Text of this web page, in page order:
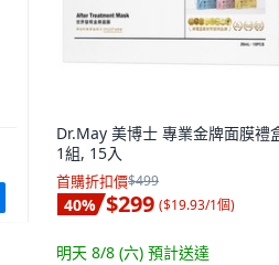
Dr.May 美博士 專業金牌面膜禮
1組, 15入
首購折扣價$499
40% $299 ($19.93/1個)
明天 8/8 (六) 預計送達